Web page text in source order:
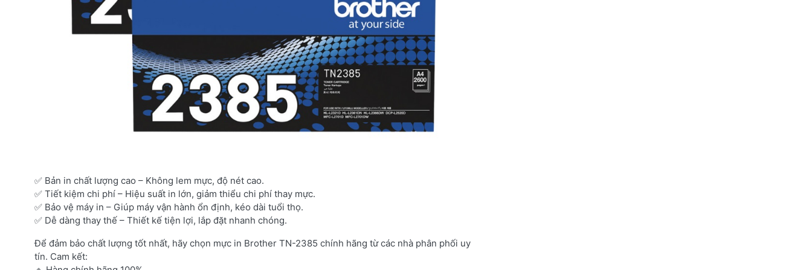
✅ Bản in chất lượng cao – Không lem mực, độ nét cao.
✅ Tiết kiệm chi phí – Hiệu suất in lớn, giảm thiểu chi phí thay mực.
✅ Bảo vệ máy in – Giúp máy vận hành ổn định, kéo dài tuổi thọ.
✅ Dễ dàng thay thế – Thiết kế tiện lợi, lắp đặt nhanh chóng.
Để đảm bảo chất lượng tốt nhất, hãy chọn mực in Brother TN-2385 chính hãng từ các nhà phân phối uy
tín. Cam kết: